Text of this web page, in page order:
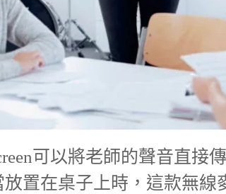
可以將老師的聲音直接
置在桌子上時，這款無